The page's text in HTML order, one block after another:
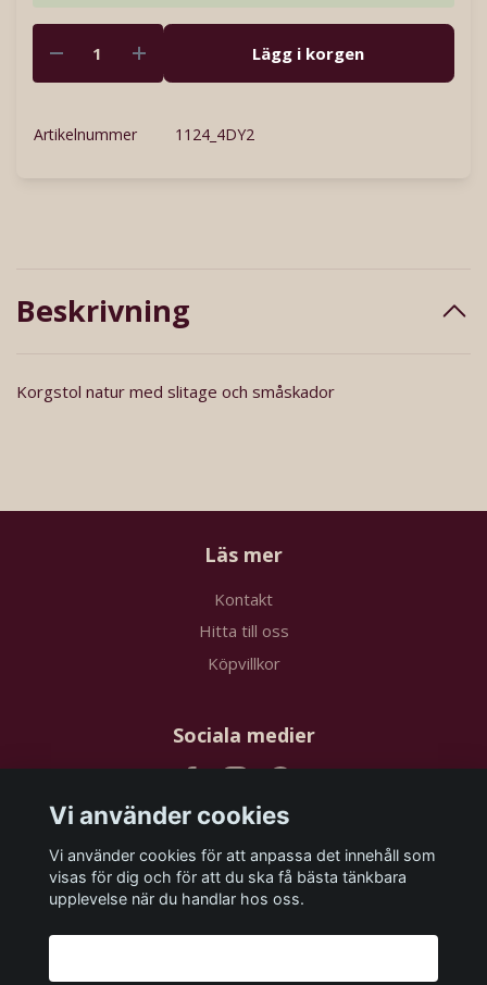
Lägg i korgen
Artikelnummer 1124_4DY2
Beskrivning
Korgstol natur med slitage och småskador
Läs mer
Kontakt
Hitta till oss
Köpvillkor
Sociala medier
Prenumerera på vårt nyhetsbrev
Vi använder cookies
Vi använder cookies för att anpassa det innehåll som
visas för dig och för att du ska få bästa tänkbara
upplevelse när du handlar hos oss.